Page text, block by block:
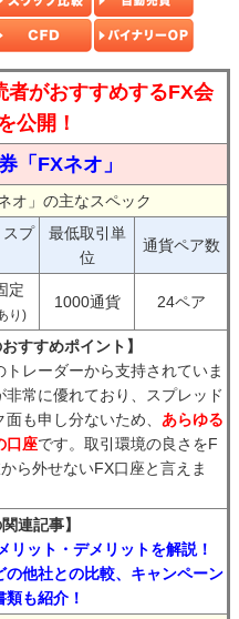
者がおすすめするFX会
公開！
「FXネオ」
オ」の主なスペック
スプ
最低取引単
位
通貨ペア数
定
り)
1000通貨 24ペア
すすめポイント】
レーダーから支持されていま
常に優れており、スプレッド
も申し分ないため、 あらゆる
口座です。取引環境の良さをF
ら外せないFX口座と言えま
連記事】
リット・デメリットを解説！
他社との比較、キャンペーン
も紹介！